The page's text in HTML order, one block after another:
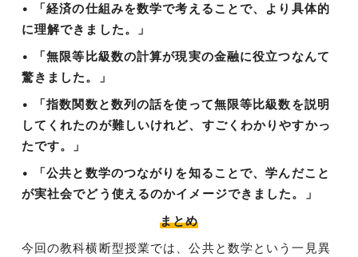
•
「経済の仕組みを数学で考えることで、より具体的
に理解できました。」
•
「無限等比級数の計算が現実の金融に役立つなんて
驚きました。」
•
「指数関数と数列の話を使って無限等比級数を説明
してくれたのが難しいけれど、すごくわかりやすかっ
たです。」
•
「公共と数学のつながりを知ることで、学んだこと
が実社会でどう使えるのかイメージできました。」
まとめ
今回の教科横断型授業では、公共と数学という一見異